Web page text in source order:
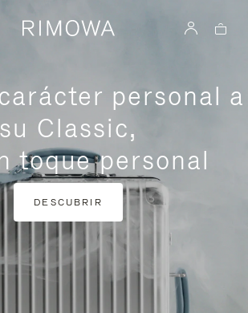
personal a
su Classic,
toque personal
DESCUBRIR